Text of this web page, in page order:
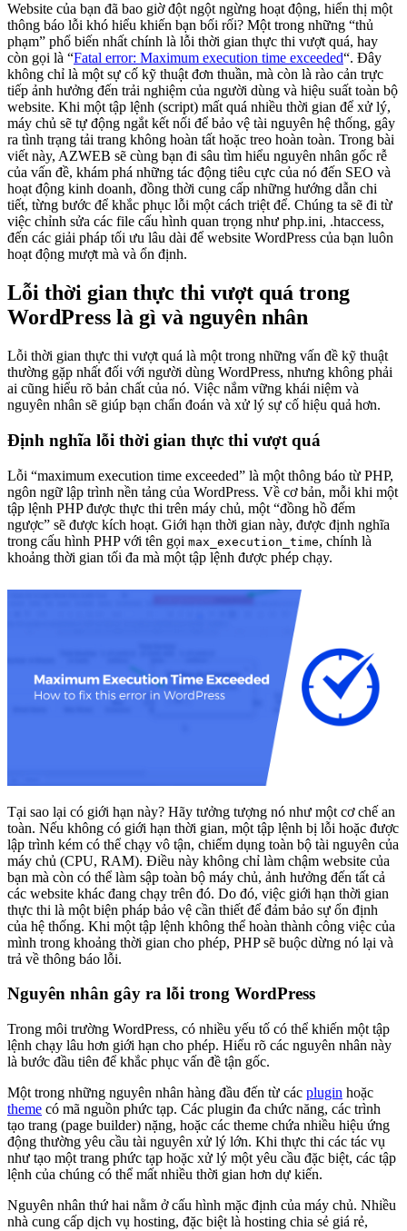
Website của bạn đã bao giờ đột ngột ngừng hoạt động, hiển thị một
thông báo lỗi khó hiểu khiến bạn bối rối? Một trong những “thủ
phạm” phổ biến nhất chính là lỗi thời gian thực thi vượt quá, hay
còn gọi là “Fatal error: Maximum execution time exceeded“. Đây
không chỉ là một sự cố kỹ thuật đơn thuần, mà còn là rào cản trực
tiếp ảnh hưởng đến trải nghiệm của người dùng và hiệu suất toàn bộ
website. Khi một tập lệnh (script) mất quá nhiều thời gian để xử lý,
máy chủ sẽ tự động ngắt kết nối để bảo vệ tài nguyên hệ thống, gây
ra tình trạng tải trang không hoàn tất hoặc treo hoàn toàn. Trong bài
viết này, AZWEB sẽ cùng bạn đi sâu tìm hiểu nguyên nhân gốc rễ
của vấn đề, khám phá những tác động tiêu cực của nó đến SEO và
hoạt động kinh doanh, đồng thời cung cấp những hướng dẫn chi
tiết, từng bước để khắc phục lỗi một cách triệt để. Chúng ta sẽ đi từ
việc chỉnh sửa các file cấu hình quan trọng như php.ini, .htaccess,
đến các giải pháp tối ưu lâu dài để website WordPress của bạn luôn
hoạt động mượt mà và ổn định.
Lỗi thời gian thực thi vượt quá trong
WordPress là gì và nguyên nhân
Lỗi thời gian thực thi vượt quá là một trong những vấn đề kỹ thuật
thường gặp nhất đối với người dùng WordPress, nhưng không phải
ai cũng hiểu rõ bản chất của nó. Việc nắm vững khái niệm và
nguyên nhân sẽ giúp bạn chẩn đoán và xử lý sự cố hiệu quả hơn.
Định nghĩa lỗi thời gian thực thi vượt quá
Lỗi “maximum execution time exceeded” là một thông báo từ PHP,
ngôn ngữ lập trình nền tảng của WordPress. Về cơ bản, mỗi khi một
tập lệnh PHP được thực thi trên máy chủ, một “đồng hồ đếm
ngược” sẽ được kích hoạt. Giới hạn thời gian này, được định nghĩa
trong cấu hình PHP với tên gọi max_execution_time, chính là
khoảng thời gian tối đa mà một tập lệnh được phép chạy.
Tại sao lại có giới hạn này? Hãy tưởng tượng nó như một cơ chế an
toàn. Nếu không có giới hạn thời gian, một tập lệnh bị lỗi hoặc được
lập trình kém có thể chạy vô tận, chiếm dụng toàn bộ tài nguyên của
máy chủ (CPU, RAM). Điều này không chỉ làm chậm website của
bạn mà còn có thể làm sập toàn bộ máy chủ, ảnh hưởng đến tất cả
các website khác đang chạy trên đó. Do đó, việc giới hạn thời gian
thực thi là một biện pháp bảo vệ cần thiết để đảm bảo sự ổn định
của hệ thống. Khi một tập lệnh không thể hoàn thành công việc của
mình trong khoảng thời gian cho phép, PHP sẽ buộc dừng nó lại và
trả về thông báo lỗi.
Nguyên nhân gây ra lỗi trong WordPress
Trong môi trường WordPress, có nhiều yếu tố có thể khiến một tập
lệnh chạy lâu hơn giới hạn cho phép. Hiểu rõ các nguyên nhân này
là bước đầu tiên để khắc phục vấn đề tận gốc.
Một trong những nguyên nhân hàng đầu đến từ các plugin hoặc
theme có mã nguồn phức tạp. Các plugin đa chức năng, các trình
tạo trang (page builder) nặng, hoặc các theme chứa nhiều hiệu ứng
động thường yêu cầu tài nguyên xử lý lớn. Khi thực thi các tác vụ
như tạo một trang phức tạp hoặc xử lý một yêu cầu đặc biệt, các tập
lệnh của chúng có thể mất nhiều thời gian hơn dự kiến.
Nguyên nhân thứ hai nằm ở cấu hình mặc định của máy chủ. Nhiều
nhà cung cấp dịch vụ hosting, đặc biệt là hosting chia sẻ giá rẻ,